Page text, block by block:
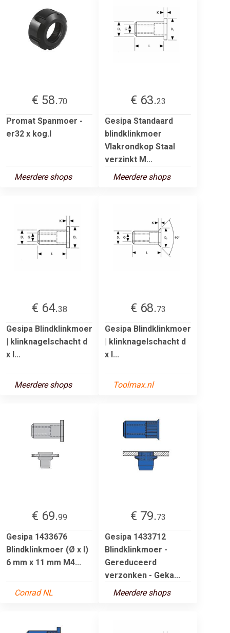
€ 58.70
Promat Spanmoer -
er32 x kog.l
Meerdere shops
€ 63.23
Gesipa Standaard
blindklinkmoer
Vlakrondkop Staal
verzinkt M...
Meerdere shops
€ 64.38
Gesipa Blindklinkmoer
| klinknagelschacht d
x l...
Meerdere shops
€ 68.73
Gesipa Blindklinkmoer
| klinknagelschacht d
x l...
Toolmax.nl
€ 69.99
Gesipa 1433676
Blindklinkmoer (Ø x l)
6 mm x 11 mm M4...
Conrad NL
€ 79.73
Gesipa 1433712
Blindklinkmoer -
Gereduceerd
verzonken - Geka...
Meerdere shops